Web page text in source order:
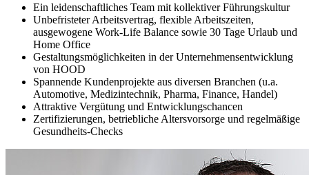
Ein leidenschaftliches Team mit kollektiver Führungskultur
Unbefristeter Arbeitsvertrag, flexible Arbeitszeiten,
ausgewogene Work-Life Balance sowie 30 Tage Urlaub und
Home Office
Gestaltungsmöglichkeiten in der Unternehmensentwicklung
von HOOD
Spannende Kundenprojekte aus diversen Branchen (u.a.
Automotive, Medizintechnik, Pharma, Finance, Handel)
Attraktive Vergütung und Entwicklungschancen
Zertifizierungen, betriebliche Altersvorsorge und regelmäßige
Gesundheits-Checks